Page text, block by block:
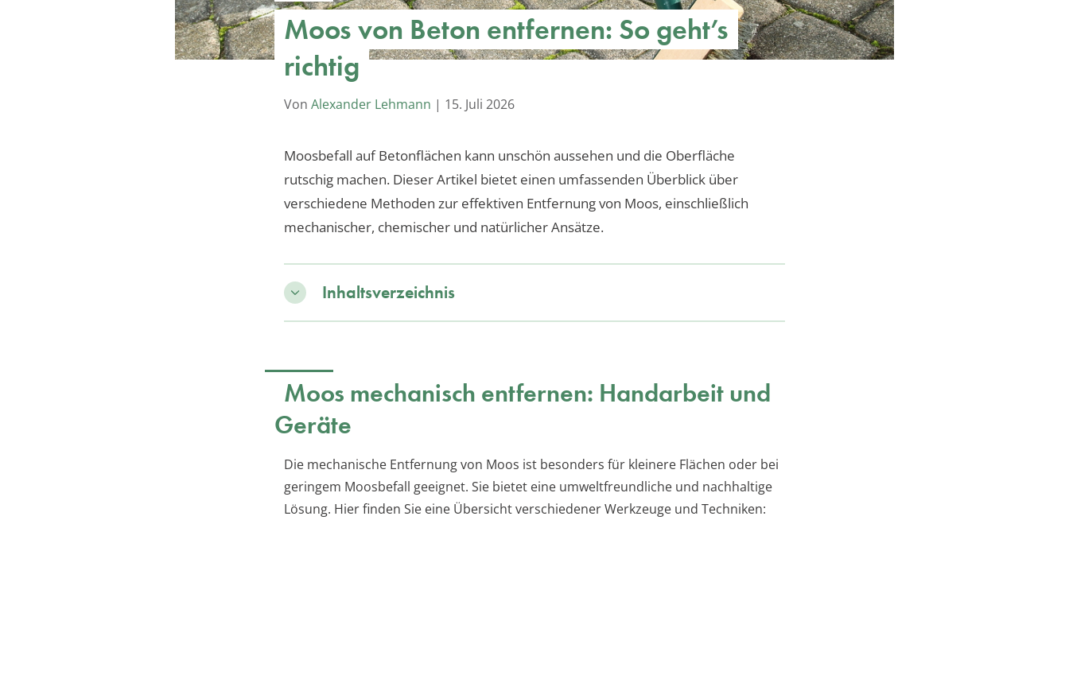
Moos von Beton entfernen: So geht’s
richtig
Von Alexander Lehmann | 15. Juli 2026
Moosbefall auf Betonflächen kann unschön aussehen und die Oberfläche
rutschig machen. Dieser Artikel bietet einen umfassenden Überblick über
verschiedene Methoden zur effektiven Entfernung von Moos, einschließlich
mechanischer, chemischer und natürlicher Ansätze.
Inhaltsverzeichnis
Moos mechanisch entfernen: Handarbeit und
Geräte
Die mechanische Entfernung von Moos ist besonders für kleinere Flächen oder bei
geringem Moosbefall geeignet. Sie bietet eine umweltfreundliche und nachhaltige
Lösung. Hier finden Sie eine Übersicht verschiedener Werkzeuge und Techniken: